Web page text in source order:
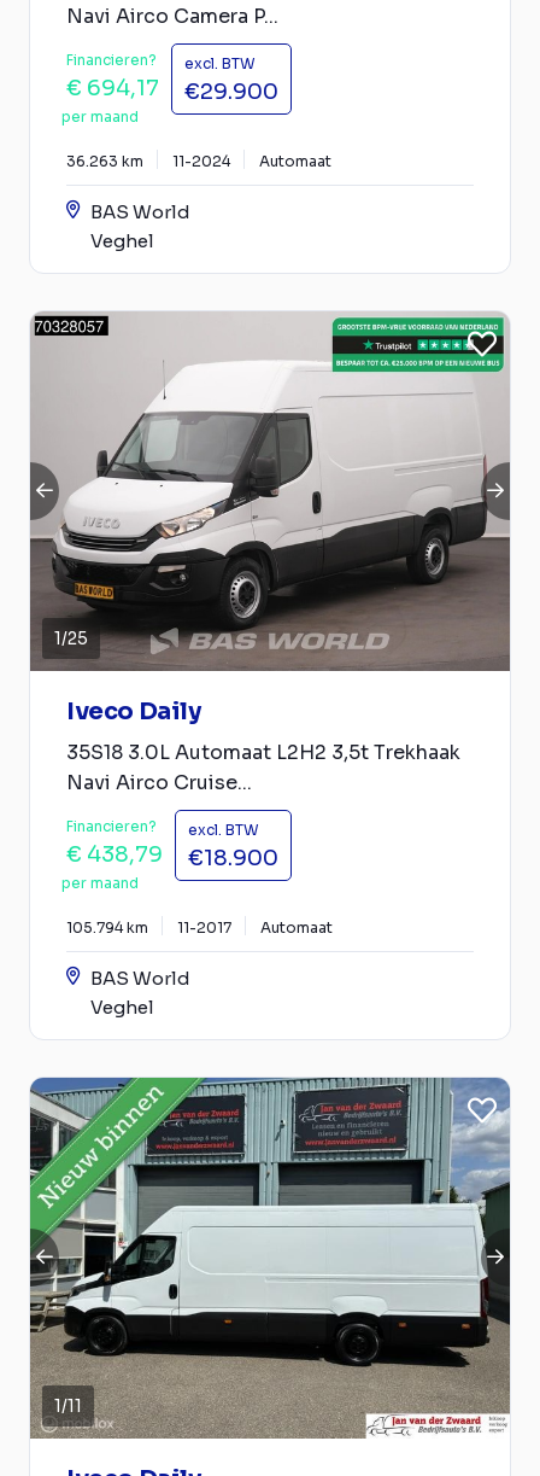
Navi Airco Camera P...
Financieren?
€ 694,17
per maand
excl. BTW
€29.900
36.263 km 11-2024 Automaat
BAS World
Veghel
1/25
Iveco Daily
35S18 3.0L Automaat L2H2 3,5t Trekhaak
Navi Airco Cruise...
Financieren?
€ 438,79
per maand
excl. BTW
€18.900
105.794 km 11-2017 Automaat
BAS World
Veghel
1/11